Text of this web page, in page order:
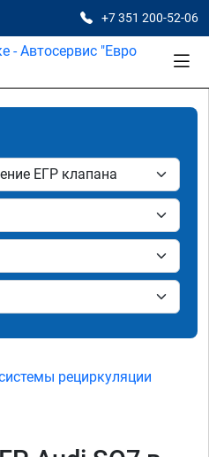
+7 351 200-52-06
рециркуляции